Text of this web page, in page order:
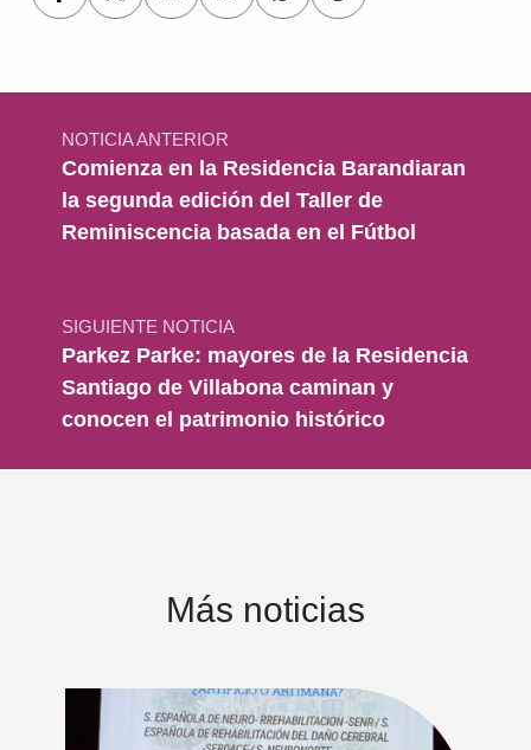
Navegación de entradas
NOTICIA ANTERIOR
Comienza en la Residencia Barandiaran
la segunda edición del Taller de
Reminiscencia basada en el Fútbol
SIGUIENTE NOTICIA
Parkez Parke: mayores de la Residencia
Santiago de Villabona caminan y
conocen el patrimonio histórico
Más noticias